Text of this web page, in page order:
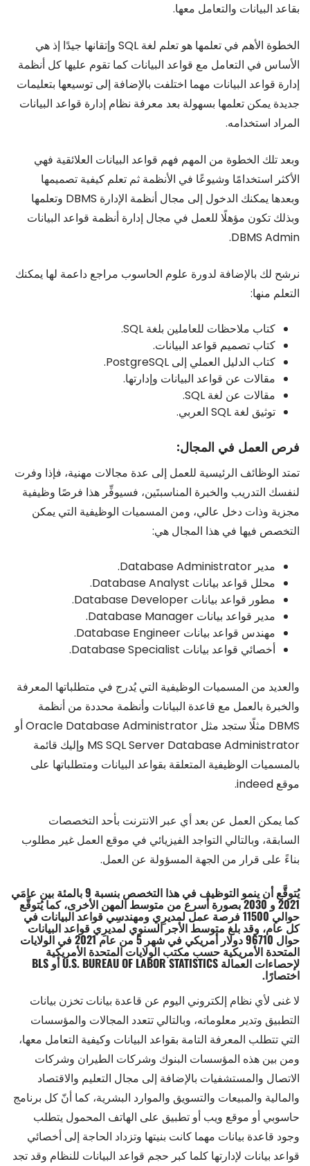
بقاعد البيانات والتعامل معها.
الخطوة الأهم في تعلمها هو تعلم لغة SQL وإتقانها جيدًا إذ هي
الأساس في التعامل مع قواعد البيانات كما تقوم عليها كل أنظمة
إدارة قواعد البيانات مهما اختلفت بالإضافة إلى توسيعها بتعليمات
جديدة يمكن تعلمها بسهولة بعد معرفة نظام إدارة قواعد البيانات
المراد استخدامه.
وبعد تلك الخطوة من المهم فهم قواعد البيانات العلائقية فهي
الأكثر استخدامًا وشيوعًا في الأنظمة ثم تعلم كيفية تصميمها
وبعدها يمكنك الدخول إلى مجال أنظمة الإدارة DBMS وتعلمها
وبذلك تكون مؤهلًا للعمل في مجال إدارة أنظمة قواعد البيانات
DBMS Admin.
نرشح لك بالإضافة لدورة علوم الحاسوب مراجع داعمة لها يمكنك
التعلم منها:
كتاب ملاحظات للعاملين بلغة SQL.
كتاب تصميم قواعد البيانات.
كتاب الدليل العملي إلى PostgreSQL.
مقالات عن قواعد البيانات وإدارتها.
مقالات عن لغة SQL.
توثيق لغة SQL العربي.
فرص العمل في المجال:
تمتد الوظائف الرئيسية للعمل إلى عدة مجالات مهنية، فإذا وفرت
لنفسك التدريب والخبرة المناسبتَين، فسيوفِّر هذا فرصًا وظيفية
مجزية وذات دخل عالي، ومن المسميات الوظيفية التي يمكن
التخصص فيها في هذا المجال هي:
مدير Database Administrator.
محلل قواعد بيانات Database Analyst.
مطور قواعد بيانات Database Developer.
مدير قواعد بيانات Database Manager.
مهندس قواعد بيانات Database Engineer.
أخصائي قواعد بيانات Database Specialist.
والعديد من المسميات الوظيفية التي يُدرج في متطلباتها المعرفة
والخبرة بالعمل مع قاعدة البيانات وأنظمة محددة من أنظمة
DBMS مثلًا ستجد مثل Oracle Database Administrator أو
MS SQL Server Database Administrator وإليك قائمة
بالمسميات الوظيفية المتعلقة بقواعد البيانات ومتطلباتها على
موقع indeed.
كما يمكن العمل عن بعد أي عبر الانترنت بأحد التخصصات
السابقة، وبالتالي التواجد الفيزيائي في موقع العمل غير مطلوب
بناءً على قرار من الجهة المسؤولة عن العمل.
يُتوقَّع أن ينمو التوظيف في هذا التخصص بنسبة 9 بالمئة بين عامَي
2021 و 2030 بصورة أسرع من متوسط المهن الأخرى، كما يُتوقَّع
حوالي 11500 فرصة عمل لمديرِي ومهندسِي قواعد البيانات في
كل عام، وقد بلغ متوسط الأجر السنوي لمديرِي قواعد البيانات
حوال 96710 دولار أمريكي في شهر 5 من عام 2021 في الولايات
المتحدة الأمريكية حسب مكتب الولايات المتحدة الأمريكية
لإحصاءات العمالة U.S. BUREAU OF LABOR STATISTICS أو BLS
اختصارًا.
لا غنى لأي نظام إلكتروني اليوم عن قاعدة بيانات تخزن بيانات
التطبيق وتدير معلوماته، وبالتالي تتعدد المجالات والمؤسسات
التي تتطلب المعرفة التامة بقواعد البيانات وكيفية التعامل معها،
ومن بين هذه المؤسسات البنوك وشركات الطيران وشركات
الاتصال والمستشفيات بالإضافة إلى مجال التعليم والاقتصاد
والمالية والمبيعات والتسويق والموارد البشرية، كما أنّ كل برنامج
حاسوبي أو موقع ويب أو تطبيق على الهاتف المحمول يتطلب
وجود قاعدة بيانات مهما كانت بنيتها وتزداد الحاجة إلى أخصائي
قواعد بيانات لإدارتها كلما كبر حجم قواعد البيانات للنظام وقد تجد